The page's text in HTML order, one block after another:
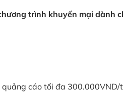
trình khuyến mại dành
cáo tối đa